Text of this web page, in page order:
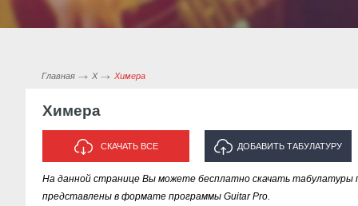
Главная Х Химера
Химера
СКАЧАТЬ ВСЕ ДОБАВИТЬ ТАБУЛАТУРУ
ИСПОЛНИТЕЛЯ "ХИМЕРА"
На данной странице Вы можете бесплатно скачать табулатуры
представлены в формате программы Guitar Pro.